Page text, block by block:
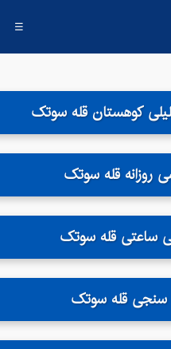
☰
کوهستان قله سوتک
قله سوتک
قله سوتک